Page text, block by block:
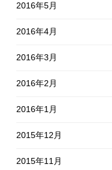
2016年5月
2016年4月
2016年3月
2016年2月
2016年1月
2015年12月
2015年11月